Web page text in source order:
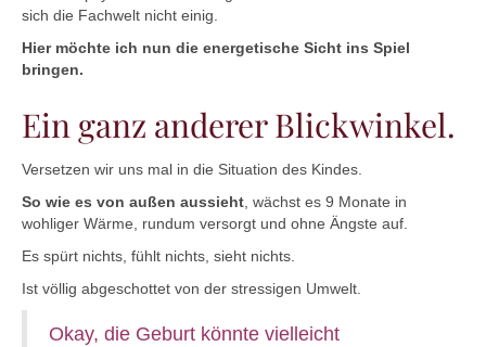
sich die Fachwelt nicht einig.
Hier möchte ich nun die energetische Sicht ins Spiel
bringen.
Ein ganz anderer Blickwinkel.
Versetzen wir uns mal in die Situation des Kindes.
So wie es von außen aussieht , wächst es 9 Monate in
wohliger Wärme, rundum versorgt und ohne Ängste auf.
Es spürt nichts, fühlt nichts, sieht nichts.
Ist völlig abgeschottet von der stressigen Umwelt.
Okay, die Geburt könnte vielleicht